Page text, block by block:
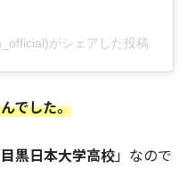
がシェアした投稿
でした。
目黒日本大学高校」なので